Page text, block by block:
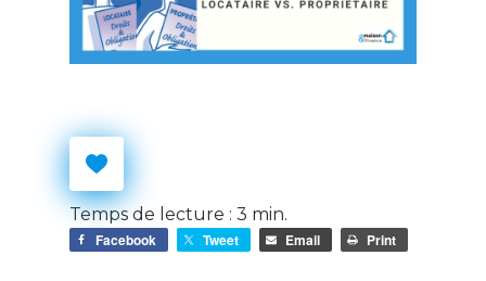
Temps de lecture : 3 min.
Facebook Tweet Email Print